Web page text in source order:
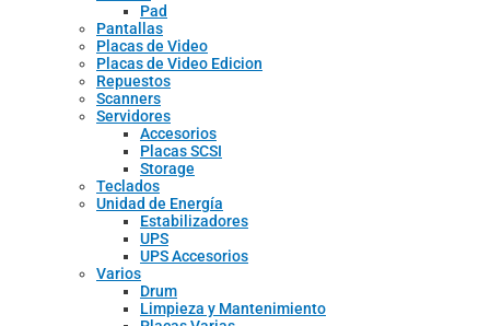
Pad
Pantallas
Placas de Video
Placas de Video Edicion
Repuestos
Scanners
Servidores
Accesorios
Placas SCSI
Storage
Teclados
Unidad de Energía
Estabilizadores
UPS
UPS Accesorios
Varios
Drum
Limpieza y Mantenimiento